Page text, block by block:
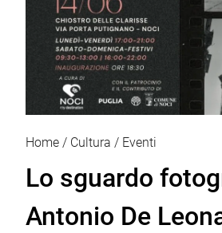
Home Cultura Eventi
Lo sguardo
Antonio De